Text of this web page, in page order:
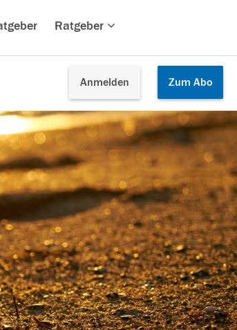
Ratgeber
Anmelden Zum Abo